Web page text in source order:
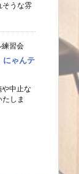
そうな雰
練習会
にゃんテ
中止な
しま